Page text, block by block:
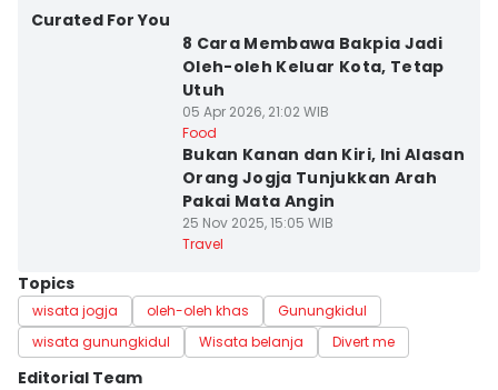
Curated For You
8 Cara Membawa Bakpia Jadi
Oleh-oleh Keluar Kota, Tetap
Utuh
05 Apr 2026, 21:02 WIB
Food
Bukan Kanan dan Kiri, Ini Alasan
Orang Jogja Tunjukkan Arah
Pakai Mata Angin
25 Nov 2025, 15:05 WIB
Travel
Topics
wisata jogja oleh-oleh khas
Gunungkidul
wisata gunungkidul
Wisata belanja Divert me
Editorial Team